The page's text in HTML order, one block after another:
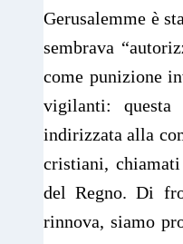
Gerusalemme è
sembrava
come punizione
vigilanti: questa
indirizzata alla
cristiani,
del Regno. Di
rinnova, siamo